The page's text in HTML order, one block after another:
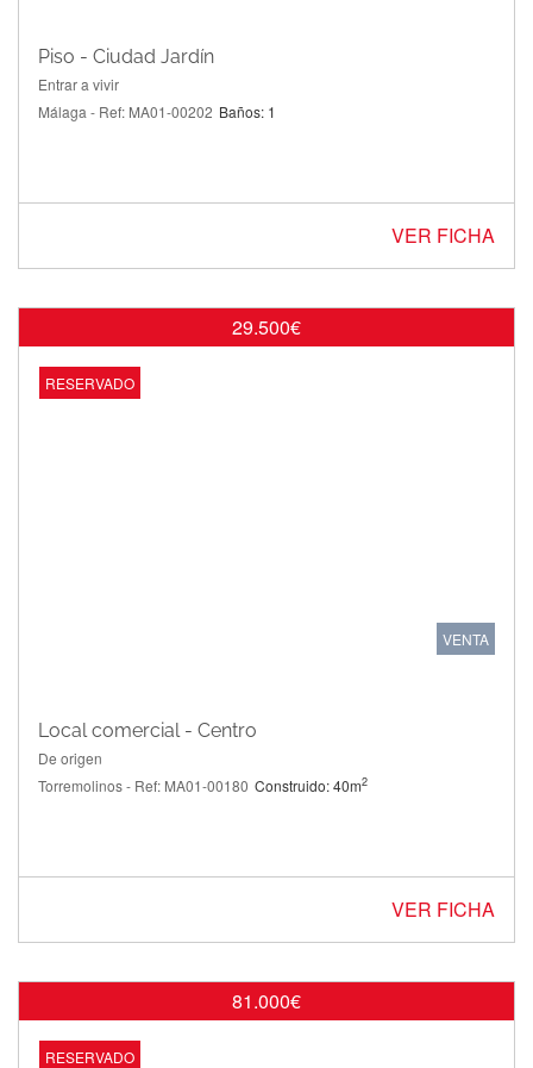
Piso - Ciudad Jardín
Entrar a vivir
Málaga - Ref: MA01-00202 Baños: 1
VER FICHA
29.500€
RESERVADO
VENTA
Local comercial - Centro
De origen
Torremolinos - Ref: MA01-00180 Construido: 40m2
VER FICHA
81.000€
RESERVADO